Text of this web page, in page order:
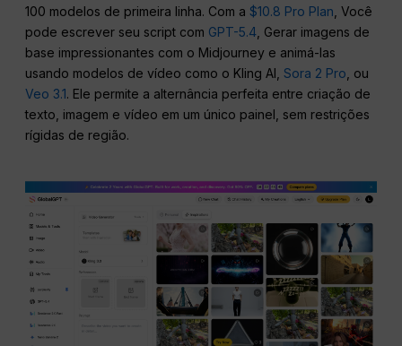
100 modelos de primeira linha. Com a$10.8 Pro Plan , Você
pode escrever seu script com GPT-5.4 , Gerar imagens de
base impressionantes com o Midjourney e animá-las
usando modelos de vídeo como o Kling AI,Sora 2 Pro , ou
Veo 3.1. Ele permite a alternância perfeita entre criação de
texto, imagem e vídeo em um único painel, sem restrições
rígidas de região.